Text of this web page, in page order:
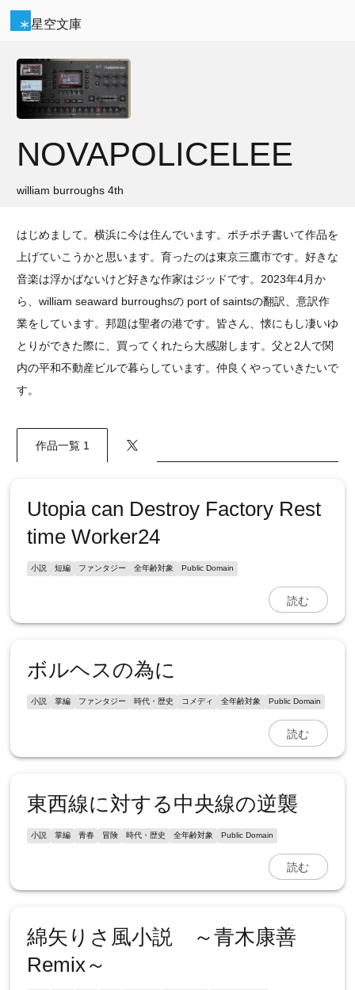
星空文庫
NOVAPOLICELEE
william burroughs 4th
はじめまして。横浜に今は住んでいます。ポチポチ書いて作品を
上げていこうかと思います。育ったのは東京三鷹市です。好きな
音楽は浮かばないけど好きな作家はジッドです。2023年4月か
ら、william seaward burroughsの port of saintsの翻訳、意訳作
業をしています。邦題は聖者の港です。皆さん、懐にもし凄いゆ
とりができた際に、買ってくれたら大感謝します。父と2人で関
内の平和不動産ビルで暮らしています。仲良くやっていきたいで
す。
作品一覧 1
Utopia can Destroy Factory Rest
time Worker24
小説 短編 ファンタジー 全年齢対象 Public Domain
読む
ボルヘスの為に
小説 掌編 ファンタジー 時代・歴史 コメディ 全年齢対象 Public Domain
読む
東西線に対する中央線の逆襲
小説 掌編 青春 冒険 時代・歴史 全年齢対象 Public Domain
読む
綿矢りさ風小説 ～青木康善
Remix～